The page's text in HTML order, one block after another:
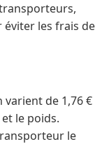
éviter les frais de
de 1,76 €
le poids.
le